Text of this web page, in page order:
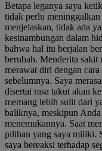
Betapa leganya saya
tidak perlu
menjelaskan, tidak ada
kesinambungan dalam
bahwa hal itu berjalan
berubah. Menderita sakit
merawat diri dengan
sebelumnya. Saya
disertai rasa takut akan
memang lebih sulit dari
baliknya, meskipun
menemukannya. Saat
pilihan yang saya miliki.
saya bereaksi terhadap